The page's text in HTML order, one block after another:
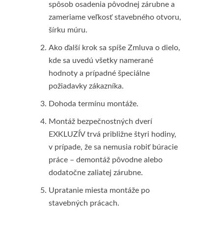
spôsob osadenia pôvodnej zárubne a
zameriame veľkosť stavebného otvoru,
šírku múru.
Ako ďalší krok sa spíše Zmluva o dielo,
kde sa uvedú všetky namerané
hodnoty a prípadné špeciálne
požiadavky zákazníka.
Dohoda termínu montáže.
Montáž bezpečnostných dverí
EXKLUZÍV trvá približne štyri hodiny,
v prípade, že sa nemusia robiť búracie
práce – demontáž pôvodne alebo
dodatočne zaliatej zárubne.
Upratanie miesta montáže po
stavebných prácach.